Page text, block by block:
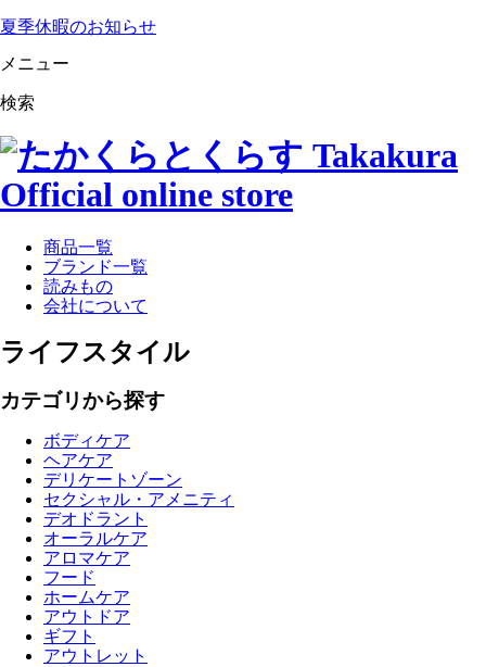
夏季休暇のお知らせ
メニュー
検索
商品一覧
ブランド一覧
読みもの
会社について
ライフスタイル
カテゴリから探す
ボディケア
ヘアケア
デリケートゾーン
セクシャル・アメニティ
デオドラント
オーラルケア
アロマケア
フード
ホームケア
アウトドア
ギフト
アウトレット